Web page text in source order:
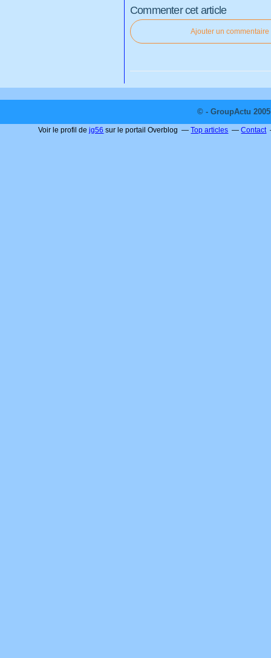
Commenter cet article
Ajouter un commentaire
© - GroupActu
Voir le profil dejg56 sur le portail Overblog Top articles Contact